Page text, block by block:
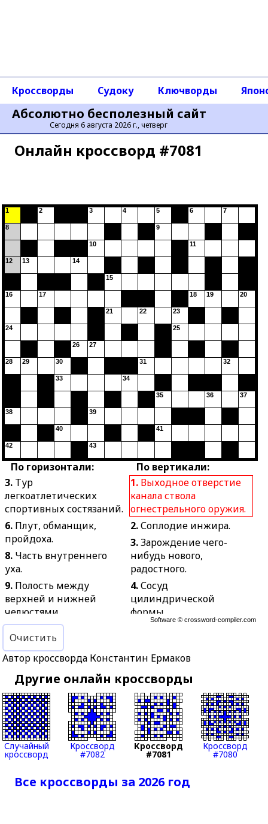
Абсолютно бесполезный сайт
Сегодня 6 августа 2026 г., четверг
Кроссворды Судоку Ключворды
Онлайн кроссворд #7081
По горизонтали:
3. Тур
легкоатлетических
спортивных состязаний.
6. Плут, обманщик,
пройдоха.
8. Часть внутреннего
уха.
9. Полость между
верхней и нижней
челюстями.
10.Доход, не связанный
с предпринимательской
деятельностью.
11.Минерал,
разновидность кварца с
параллельными
цветными полосами.
12.Удобный случай для
отправки с кем-либо
письма, посылки.
16.Грызун с ценным
По вертикали:
1. Выходное отверстие
канала ствола
огнестрельного оружия.
2.Соплодие инжира.
3.Зарождение чего-
нибудь нового,
радостного.
4.Сосуд
цилиндрической
формы.
6.Высший начальник
Колпак для лампы,
светильника.
13.Место, куда в
азартных играх кладётся
ставка.
Стажёр в
медицинском
учреждении.
1
8
12
16
24
28
38
42
13
29
2
17
30
33
40
14
26
3
10
27
39
43
15
21
4
34
22
31
5
9
35
41
23
25
6
11
18 19
36
7
32
20
37
Software ©crossword-compiler.com
Очистить
Автор кроссворда Константин Ермаков
Другие онлайн кроссворды
Случайный
кроссворд
Кроссворд
#7082
Кроссворд
#7081
Кроссворд
#7080
Все кроссворды за 2026 год